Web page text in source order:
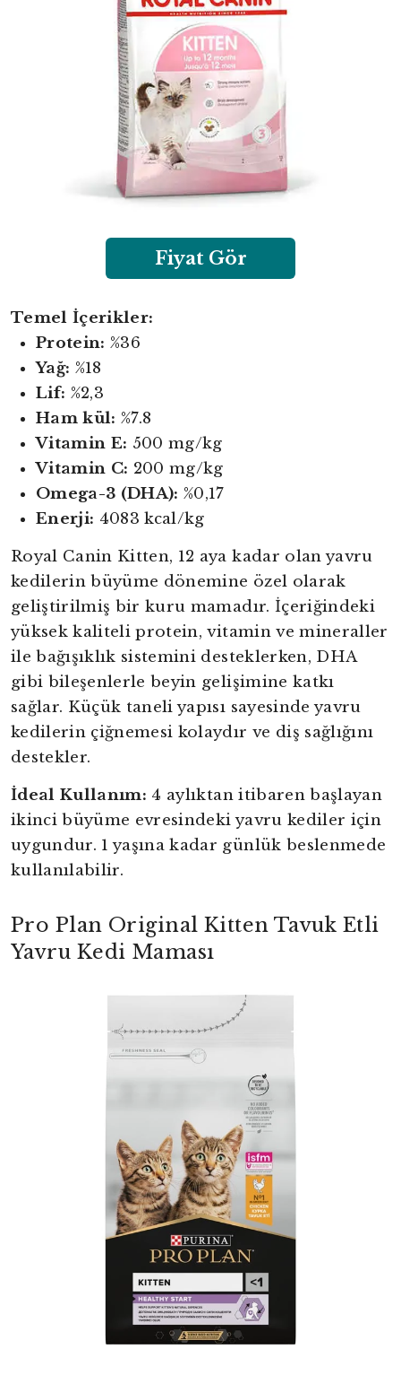
Fiyat Gör
Temel İçerikler:
Protein: %36
Yağ: %18
Lif: %2,3
Ham kül: %7.8
Vitamin E: 500 mg/kg
Vitamin C: 200 mg/kg
Omega-3 (DHA): %0,17
Enerji: 4083 kcal/kg
Royal Canin Kitten, 12 aya kadar olan yavru
kedilerin büyüme dönemine özel olarak
geliştirilmiş bir kuru mamadır. İçeriğindeki
yüksek kaliteli protein, vitamin ve mineraller
ile bağışıklık sistemini desteklerken, DHA
gibi bileşenlerle beyin gelişimine katkı
sağlar. Küçük taneli yapısı sayesinde yavru
kedilerin çiğnemesi kolaydır ve diş sağlığını
destekler.
İdeal Kullanım: 4 aylıktan itibaren başlayan
ikinci büyüme evresindeki yavru kediler için
uygundur. 1 yaşına kadar günlük beslenmede
kullanılabilir.
Pro Plan Original Kitten Tavuk Etli
Yavru Kedi Maması